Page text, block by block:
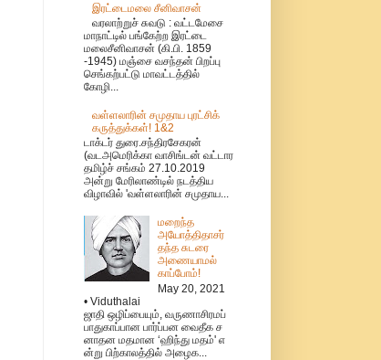
இரட்டைமலை சீனிவாசன்
வரலாற்றுச் சுவடு : வட்டமேசை
மாநாட்டில் பங்கேற்ற இரட்டை
மலைசீனிவாசன் (கி.பி. 1859
-1945) மஞ்சை வசந்தன் பிறப்பு
செங்கற்பட்டு மாவட்டத்தில்
கோழி...
வள்ளலாரின் சமுதாய புரட்சிக்
கருத்துக்கள்! 1&2
டாக்டர் துரை.சந்திரசேகரன்
(வடஅமெரிக்கா வாசிங்டன் வட்டார
தமிழ்ச் சங்கம் 27.10.2019
அன்று மேரிலாண்டில் நடத்திய
விழாவில் 'வள்ளலாரின் சமுதாய...
மறைந்த
அயோத்திதாசர்
தந்த சுடரை
அணையாமல்
காப்போம்!
May 20, 2021
• Viduthalai
ஜாதி ஒழிப்பையும், வருணாசிரமப்
பாதுகாப்பான பார்ப்பன வைதீக ச
னாதன மதமான ‘ஹிந்து மதம்' எ
ன்று பிற்காலத்தில் அழைக...